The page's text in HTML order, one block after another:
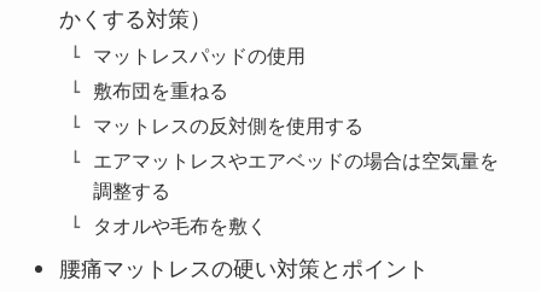
かくする対策）
マットレスパッドの使用
敷布団を重ねる
マットレスの反対側を使用する
エアマットレスやエアベッドの場合は空気量を
調整する
タオルや毛布を敷く
腰痛マットレスの硬い対策とポイント